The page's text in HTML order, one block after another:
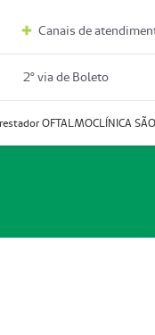
Canais de
2º via de Boleto